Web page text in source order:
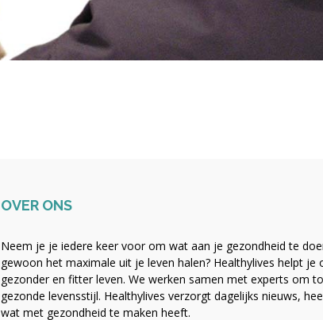
OVER ONS
Neem je je iedere keer voor om wat aan je gezondheid te
gewoon het maximale uit je leven halen? Healthylives helpt
gezonder en fitter leven. We werken samen met experts om
gezonde levensstijl. Healthylives verzorgt dagelijks nieuws,
wat met gezondheid te maken heeft.